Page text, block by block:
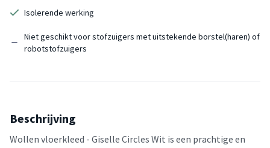
Isolerende werking
Niet geschikt voor stofzuigers met uitstekende borstel(haren) of
robotstofzuigers
Beschrijving
Wollen vloerkleed - Giselle Circles Wit is een prachtige en